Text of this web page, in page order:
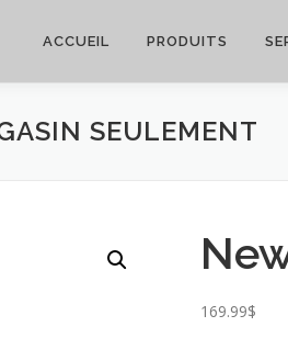
ACCUEIL PRODUITS
SEULEMENT
169.99$